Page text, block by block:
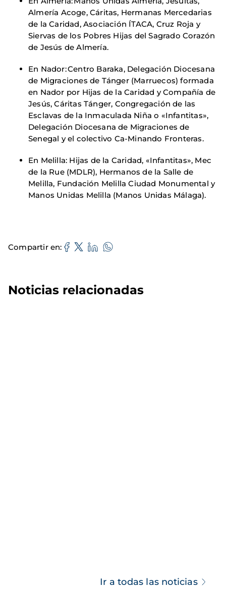
Almería Acoge, Cáritas, Hermanas Mercedarias
de la Caridad, Asociación ÍTACA, Cruz Roja y
Siervas de los Pobres Hijas del Sagrado Corazón
de Jesús de Almería.
En Nador: Centro Baraka, Delegación Diocesana
de Migraciones de Tánger (Marruecos) formada
en Nador por Hijas de la Caridad y Compañía de
Jesús, Cáritas Tánger, Congregación de las
Esclavas de la Inmaculada Niña o «Infantitas»,
Delegación Diocesana de Migraciones de
Senegal y el colectivo Ca-Minando Fronteras.
En Melilla: Hijas de la Caridad, «Infantitas», Mec
de la Rue (MDLR), Hermanos de la Salle de
Melilla, Fundación Melilla Ciudad Monumental y
Manos Unidas Melilla (Manos Unidas Málaga).
Compartir en
Noticias relacionadas
Ir a todas las noticias